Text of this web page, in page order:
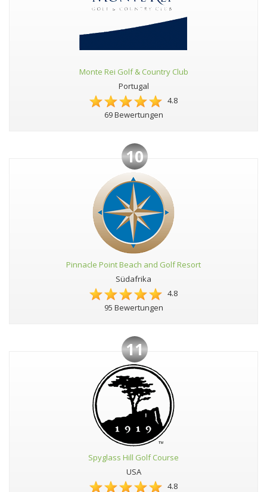
Monte Rei Golf & Country Club
Portugal
4.8
69 Bewertungen
10
Pinnacle Point Beach and Golf Resort
Südafrika
4.8
95 Bewertungen
11
Spyglass Hill Golf Course
USA
4.8